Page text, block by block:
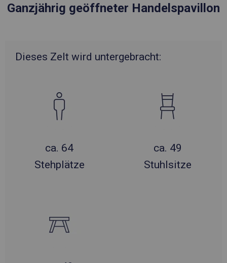
Ganzjährig geöffneter Handelspavillon
Dieses Zelt wird untergebracht:
ca. 64
Stehplätze
ca. 49
Stuhlsitze